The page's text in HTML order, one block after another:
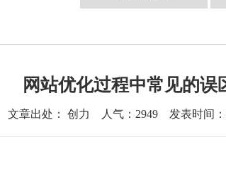
网站优化过程中常见的误
文章出处： 创力 人气： 2949 发表时间：